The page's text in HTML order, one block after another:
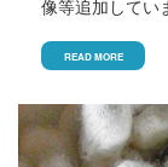
像等追加してい
READ MORE